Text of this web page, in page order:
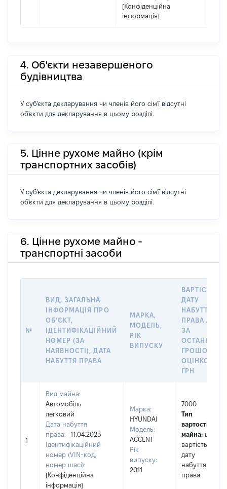
[Конфіденційна
інформація]
4. Об'єкти незавершеного
будівництва
У суб'єкта декларування чи членів його сім'ї відсутні
об'єкти для декларування в цьому розділі.
5. Цінне рухоме майно (крім
транспортних засобів)
У суб'єкта декларування чи членів його сім'ї відсутні
об'єкти для декларування в цьому розділі.
6. Цінне рухоме майно -
транспортні засоби
№
ВИД, ЗАГАЛЬНА
ІНФОРМАЦІЯ ПРО
ОБʼЄКТ,
ІДЕНТИФІКАЦІЙНИЙ
НОМЕР (ЗА
НАЯВНОСТІ), ДАТА
НАБУТТЯ ПРАВА
МАРКА,
МОДЕЛЬ,
РІК
ВИПУСКУ
ВАРТІСТЬ НА
ДАТУ
НАБУТТЯ
ПРАВА АБО
ЗА
ГРОШОВОЮ
ОЦІНКОЮ,
ГРН
1
Вид майна:
Автомобіль
легковий
Дата набуття
права:
11.04.2023
Ідентифікаційний
номер (VIN-код,
номер шасі):
[Конфіденційна
інформація]
Марка:
HYUNDAI
Модель:
ACCENT
Рік
випуску:
2011
7000
Тип
вартості
майна: це
вартість на
дату
набуття
права